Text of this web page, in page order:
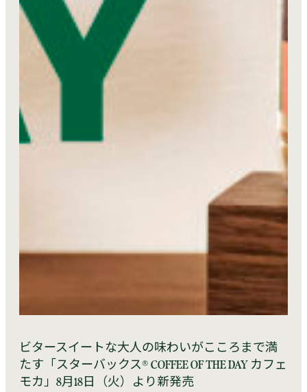
ビタースイートな大人の味わいがこころまで満
たす「スターバックス® COFFEE OF THE DAY カフェ
モカ」8月18日（火）より新発売